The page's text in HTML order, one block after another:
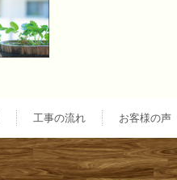
ー
シ
工事の流れ お客様の声